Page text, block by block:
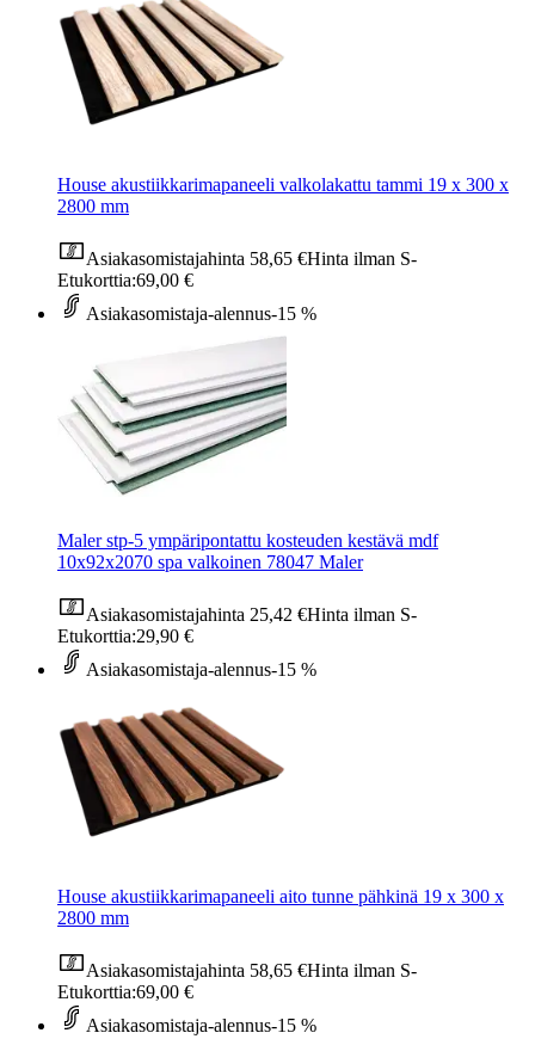
House akustiikkarimapaneeli valkolakattu tammi 19 x 300 x
2800 mm
Asiakasomistajahinta 58,65 €Hinta ilman S-
Etukorttia:69,00 €
Asiakasomistaja-alennus-15 %
Maler stp-5 ympäripontattu kosteuden kestävä mdf
10x92x2070 spa valkoinen 78047 Maler
Asiakasomistajahinta 25,42 €Hinta ilman S-
Etukorttia:29,90 €
Asiakasomistaja-alennus-15 %
House akustiikkarimapaneeli aito tunne pähkinä 19 x 300 x
2800 mm
Asiakasomistajahinta 58,65 €Hinta ilman S-
Etukorttia:69,00 €
Asiakasomistaja-alennus-15 %